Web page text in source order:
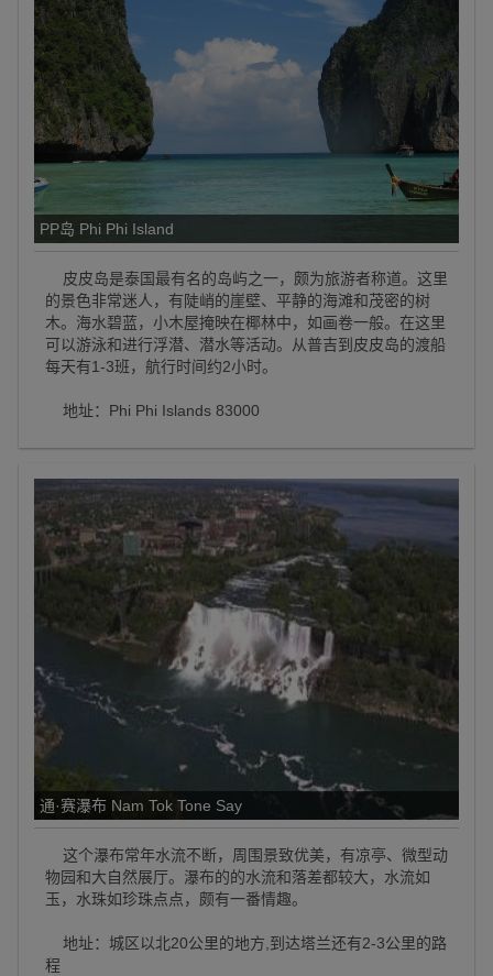
PP岛 Phi Phi Island
皮皮岛是泰国最有名的岛屿之一，颇为旅游者称道。这里
的景色非常迷人，有陡峭的崖壁、平静的海滩和茂密的树
木。海水碧蓝，小木屋掩映在椰林中，如画卷一般。在这里
可以游泳和进行浮潜、潜水等活动。从普吉到皮皮岛的渡船
每天有1-3班，航行时间约2小时。
地址：Phi Phi Islands 83000
通·赛瀑布 Nam Tok Tone Say
这个瀑布常年水流不断，周围景致优美，有凉亭、微型动
物园和大自然展厅。瀑布的的水流和落差都较大，水流如
玉，水珠如珍珠点点，颇有一番情趣。
地址：城区以北20公里的地方,到达塔兰还有2-3公里的路
程